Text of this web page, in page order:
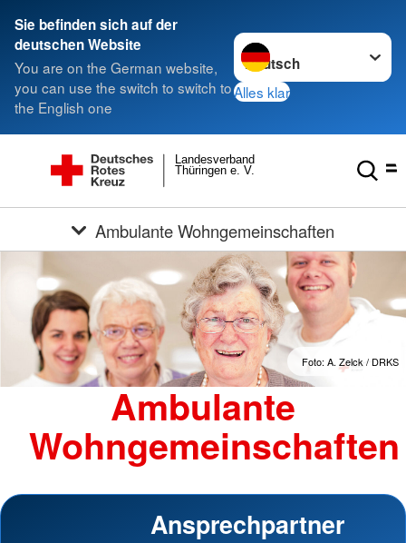
Sie befinden sich auf der
deutschen Website
You are on the German website,
you can use the switch to switch to
the English one
Sprache wechseln zu
Alles klar
Thüringen e. V.
Landesverband
Ambulante Wohngemeinschaften
Foto: A. Zelck / DRKS
Ambulante
Wohngemeinschaften
Ansprechpartner